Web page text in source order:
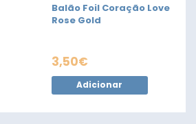
Balão Foil Coração Love
Rose Gold
3,50€
Adicionar